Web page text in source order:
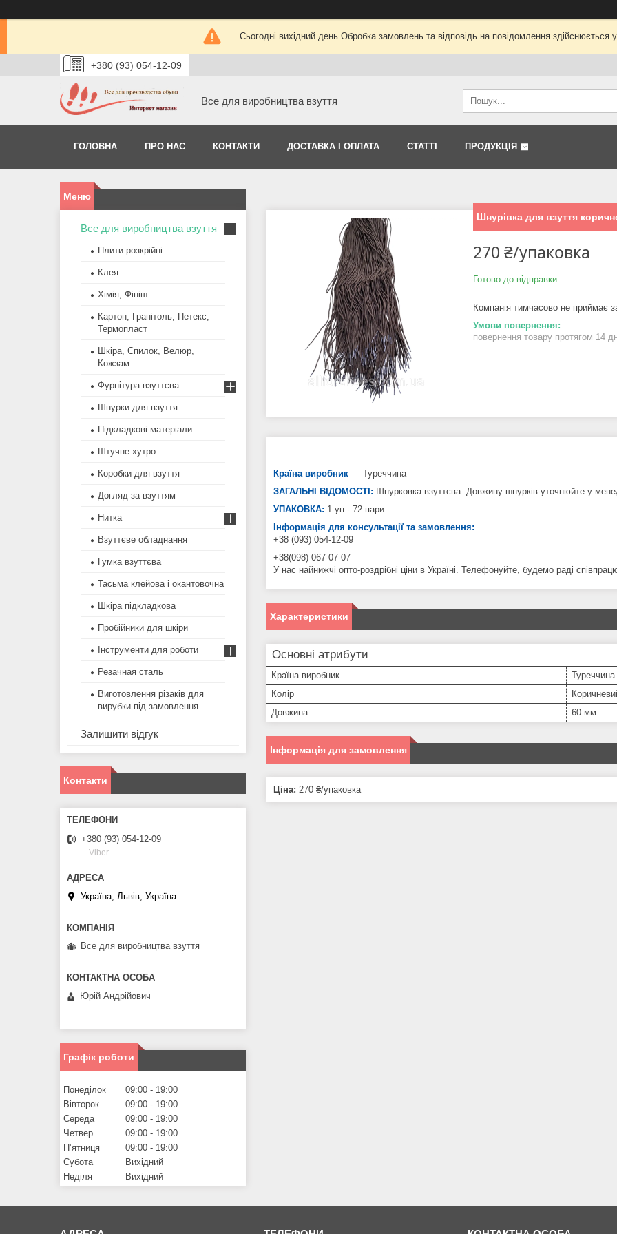
Сьогодні вихідний день Обробка замовлень та відповідь на повідомлення
+380 (93) 054-12-09
Все для виробництва взуття
ГОЛОВНА ПРО НАС КОНТАКТИ ДОСТАВКА І ОПЛАТА СТАТТІ ПРОДУКЦІЯ
Шнурівка для взуття
270 ₴/упаковка
Готово до відправки
Компанія тимчасово не приймає
повернення товару протягом 14
Країна виробник — Туреччина
ЗАГАЛЬНІ ВІДОМОСТІ: Шнурковка взуттєва. Довжину шнурків уточнюйте у
УПАКОВКА: 1 уп - 72 пари
Інформація для консультації та замовлення:
+38 (093) 054-12-09
+38(098) 067-07-07
У нас найнижчі опто-роздрібні ціни в Україні. Телефонуйте, будемо раді
Характеристики
Основні атрибути
Країна виробник
Туреччина
Колір
Довжина
60 мм
Інформація для замовлення
Ціна: 270 ₴/упаковка
Все для виробництва взуття
Плити розкрійні
Клея
Хімія, Фініш
Картон, Гранітоль, Петекс,
Термопласт
Шкіра, Спилок, Велюр,
Кожзам
Фурнітура взуттєва
Шнурки для взуття
Підкладкові матеріали
Штучне хутро
Коробки для взуття
Догляд за взуттям
Нитка
Взуттєве обладнання
Гумка взуттєва
Тасьма клейова і окантовочна
Шкіра підкладкова
Пробійники для шкіри
Інструменти для роботи
Резачная сталь
Виготовлення різаків для
вирубки під замовлення
Залишити відгук
Контакти
+380 (93) 054-12-09
Viber
Україна, Львів, Україна
Все для виробництва взуття
Юрій Андрійович
Графік роботи
Понеділок 09:00
19:00
Вівторок
09:00
19:00
Середа
09:00
19:00
Четвер
09:00
19:00
Пʼятниця
09:00
19:00
Субота
Вихідний
Неділя
Вихідний